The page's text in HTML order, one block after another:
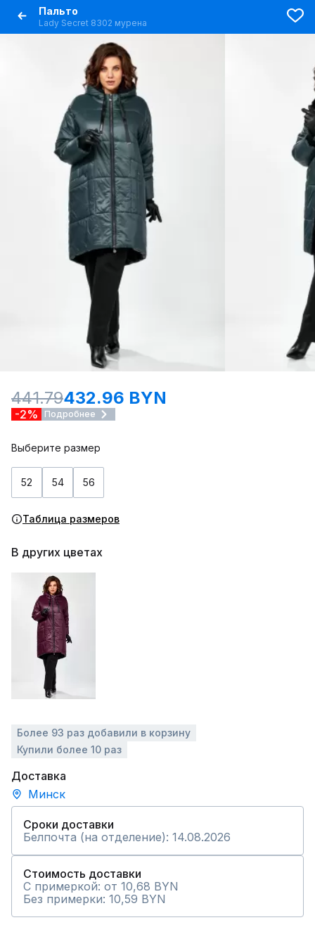
Пальто
Lady Secret 8302 мурена
441.79432.96 BYN
-2% Подробнее
Выберите размер
52 54 56
Таблица размеров
В других цветах
Более 93 раз добавили в корзину
Купили более 10 раз
Доставка
Минск
Сроки доставки
Белпочта (на отделение): 14.08.2026
Стоимость доставки
С примеркой: от 10,68 BYN
Без примерки: 10,59 BYN